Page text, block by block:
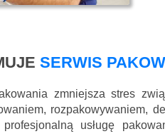
SERWIS
zmniejsza stres
rozpakowywaniem,
usługę